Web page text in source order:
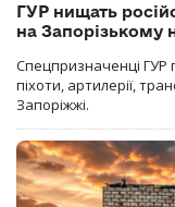
ГУР нищать
на Запорізькому
Спецпризначенці ГУР
піхоти, артилерії,
Запоріжжі.